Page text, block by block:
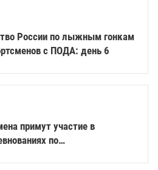
России по лыжным гонкам
с ПОДА: день 6
примут участие в
по